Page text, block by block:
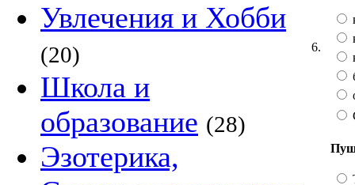
Увлечения и Хобби
(20)
Школа и
образование (28)
Эзотерика,
6.